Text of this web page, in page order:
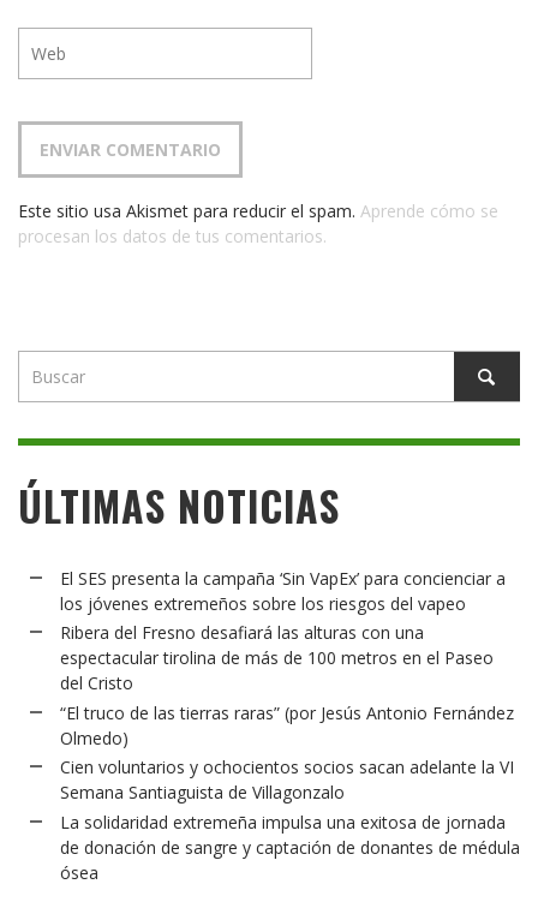
Este sitio usa Akismet para reducir el spam. Aprende cómo se
procesan los datos de tus comentarios.
ÚLTIMAS NOTICIAS
El SES presenta la campaña ‘Sin VapEx’ para concienciar a
los jóvenes extremeños sobre los riesgos del vapeo
Ribera del Fresno desafiará las alturas con una
espectacular tirolina de más de 100 metros en el Paseo
del Cristo
“El truco de las tierras raras” (por Jesús Antonio Fernández
Olmedo)
Cien voluntarios y ochocientos socios sacan adelante la VI
Semana Santiaguista de Villagonzalo
La solidaridad extremeña impulsa una exitosa de jornada
de donación de sangre y captación de donantes de médula
ósea